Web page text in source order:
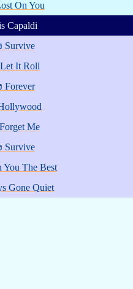
On You
Capaldi
Survive
It Roll
Me
Survive
The Best
Gone Quiet